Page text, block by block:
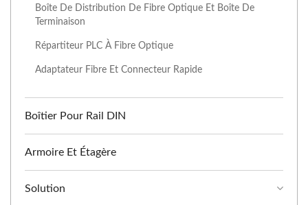
Boîte De Distribution De Fibre Optique Et Boîte De
Terminaison
Répartiteur PLC À Fibre Optique
Adaptateur Fibre Et Connecteur Rapide
Boîtier Pour Rail DIN
Armoire Et Étagère
Solution